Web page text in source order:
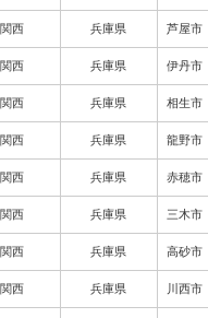
関西 兵庫県 芦屋市
関西 兵庫県 伊丹市
関西 兵庫県 相生市
関西 兵庫県 龍野市
関西 兵庫県 赤穂市
関西 兵庫県 三木市
関西 兵庫県 高砂市
関西 兵庫県 川西市